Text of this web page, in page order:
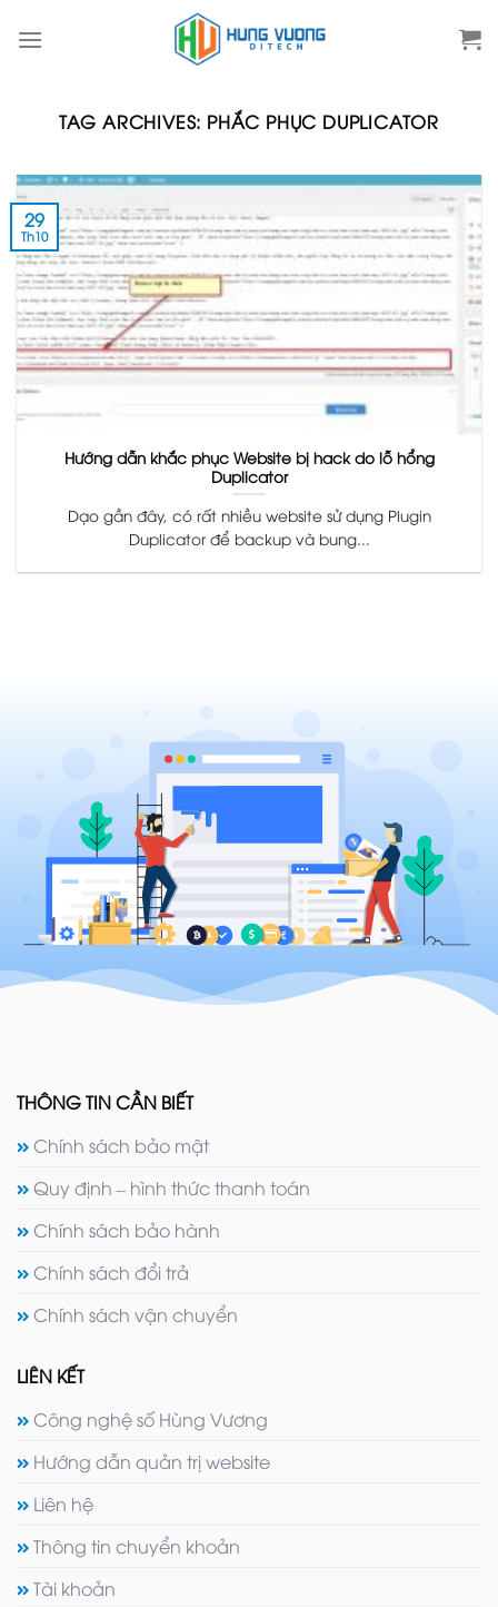
TAG ARCHIVES: PHẮC PHỤC DUPLICATOR
Hướng dẫn khắc phục Website bị hack do lỗ hổng
Duplicator
Dạo gần đây, có rất nhiều website sử dụng Plugin
Duplicator để backup và bung...
29
Th10
THÔNG TIN CẦN BIẾT
Chính sách bảo mật
Quy định – hình thức thanh toán
Chính sách bảo hành
Chính sách đổi trả
Chính sách vận chuyển
LIÊN KẾT
Công nghệ số Hùng Vương
Hướng dẫn quản trị website
Liên hệ
Thông tin chuyển khoản
Tài khoản